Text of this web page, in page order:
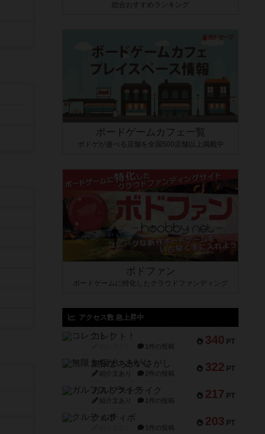
総合おすすめランキング
ボードゲームカフェ一覧
ボドゲが遊べる店舗を全国500店舗以上掲載中
ボドファン
ボードゲームに特化したクラウドファンディング
アクセス数 急上昇中
340 PT
コレクト！
1件の投稿
322 PT
無限まちがいさがし
紹介文あり 2件の投稿
217 PT
ガルフストライク
紹介文あり 1件の投稿
203 PT
クルティボ
1件の投稿